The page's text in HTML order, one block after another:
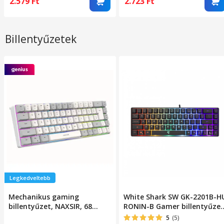
Billentyűzetek
Legkedveltebb
Mechanikus gaming
billentyűzet, NAXSIR, 68
White Shark SW GK-2201B-
RONIN-B Gamer
68 gomb, Magyar kiosztás,
5 (5)